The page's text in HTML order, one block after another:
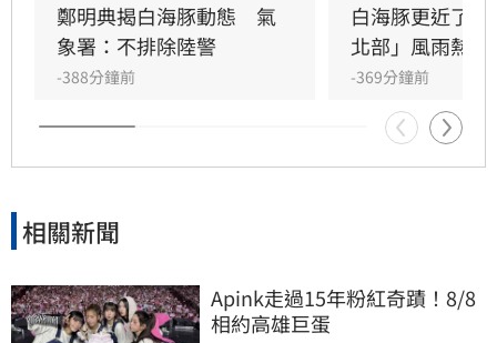
醒民眾留意天氣變化。此外，今起至14日花東地
區需防焚風，且8月底前全台降雨機率偏高，特
別是南部地區，建議民眾提前做好防颱準備。
鄭明典揭白海豚動態　氣
象署：不排除陸警
-388分鐘前
白海豚更近了
北部」風雨熱區
-369分鐘前
相關新聞
Apink走過15年粉紅奇蹟！8/8
相約高雄巨蛋